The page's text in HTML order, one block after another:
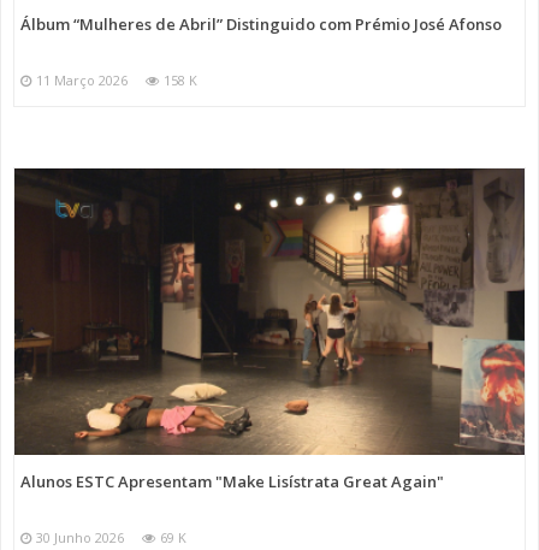
Álbum “Mulheres de Abril” Distinguido com Prémio José Afonso
11 Março 2026 158 K
Alunos ESTC Apresentam "Make Lisístrata Great Again"
30 Junho 2026 69 K